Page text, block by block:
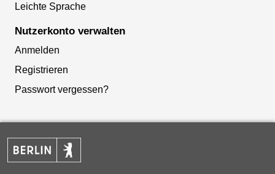
Leichte Sprache
Nutzerkonto verwalten
Anmelden
Registrieren
Passwort vergessen?